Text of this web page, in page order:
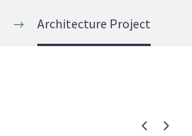
Architecture Project
 